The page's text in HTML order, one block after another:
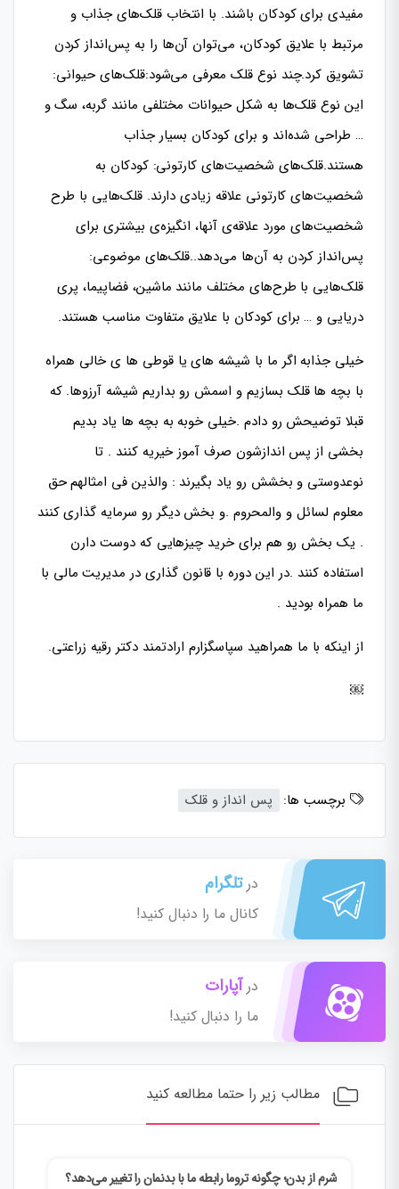
مفیدی برای کودکان باشند. با انتخاب قلک‌های جذاب و
مرتبط با علایق کودکان، می‌توان آن‌ها را به پس‌انداز کردن
تشویق کرد.چند نوع قلک معرفی می‌شود:قلک‌های حیوانی:
این نوع قلک‌ها به شکل حیوانات مختلفی مانند گربه، سگ و
… طراحی شده‌اند و برای کودکان بسیار جذاب
هستند.قلک‌های شخصیت‌های کارتونی: کودکان به
شخصیت‌های کارتونی علاقه زیادی دارند. قلک‌هایی با طرح
شخصیت‌های مورد علاقه‌ی آنها، انگیزه‌ی بیشتری برای
پس‌انداز کردن به آن‌ها می‌دهد..قلک‌های موضوعی:
قلک‌هایی با طرح‌های مختلف مانند ماشین، فضاپیما، پری
دریایی و … برای کودکان با علایق متفاوت مناسب هستند.
خیلی جذابه اگر ما با شیشه های یا قوطی ها ی خالی همراه
با بچه ها قلک بسازیم و اسمش رو بداریم شیشه آرزوها. که
قبلا توضیحش رو دادم .خیلی خوبه به بچه ها یاد بدیم
بخشی از پس اندازشون صرف آموز خیریه کنند . تا
نوعدوستی و بخشش رو یاد بگیرند : والذین فی امثالهم حق
معلوم لسائل و والمحروم .و بخش دیگر رو سرمایه گذاری کنند
. یک بخش رو هم برای خرید چیزهایی که دوست دارن
استفاده کنند .در این دوره با قانون گذاری در مدیریت مالی با
ما همراه بودید .
از اینکه با ما همراهید سپاسگزارم ارادتمند دکتر رقیه زراعتی.
￼
برچسب ها: پس انداز و قلک
درتلگرام
کانال ما را دنبال کنید!
درآپارات
ما را دنبال کنید!
مطالب زیر را حتما مطالعه کنید
شرم از بدن؛ چگونه تروما رابطه ما با بدنمان را تغییر می‌دهد؟